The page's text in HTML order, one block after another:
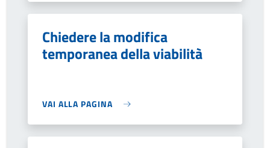
Chiedere la modifica
temporanea della viabilità
VAI ALLA PAGINA